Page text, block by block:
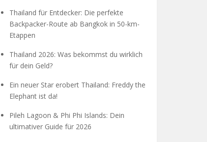
Thailand für Entdecker: Die perfekte
Backpacker-Route ab Bangkok in 50-km-
Etappen
Thailand 2026: Was bekommst du wirklich
für dein Geld?
Ein neuer Star erobert Thailand: Freddy the
Elephant ist da!
Pileh Lagoon & Phi Phi Islands: Dein
ultimativer Guide für 2026